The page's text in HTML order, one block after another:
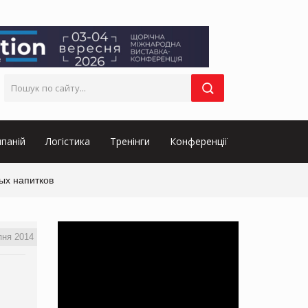
Логістика Тренінги Конференції
напитков
2014